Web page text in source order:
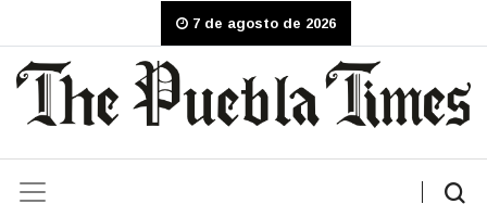
7 de agosto de 2026